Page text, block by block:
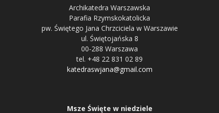
Archikatedra Warszawska
Parafia Rzymskokatolicka
pw. Świętego Jana Chrzciciela w Warszawie
ul. Świętojańska 8
00-288 Warszawa
tel. +48 22 831 02 89
katedraswjana@gmail.com
Msze Święte w niedziele